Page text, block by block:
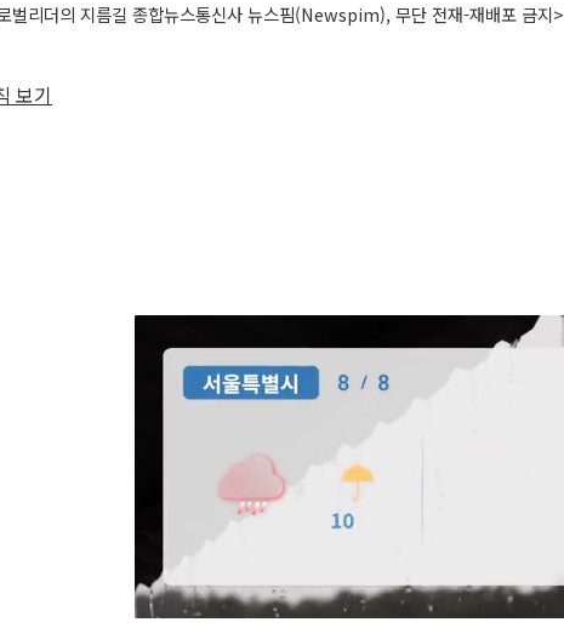
벌리더의 지름길 종합뉴스통신사 뉴스핌(Newspim), 무단 전재-재배포 금지>
보기